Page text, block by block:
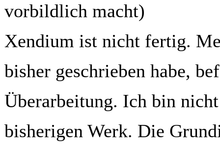
vorbildlich macht)
Xendium ist nicht fertig.
bisher geschrieben habe,
Überarbeitung. Ich bin
bisherigen Werk. Die